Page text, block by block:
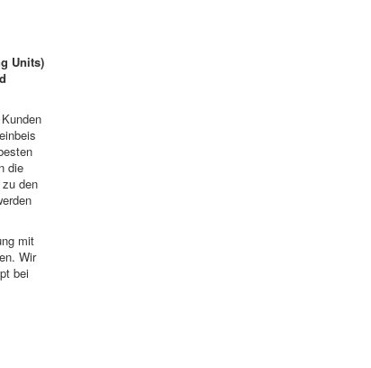
Units)
die
den
mit
Wir
bei